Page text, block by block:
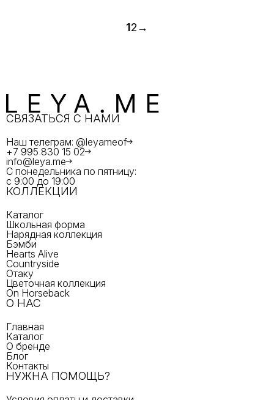
12→
СВЯЗАТЬСЯ С НАМИ
Наш телеграм: @leyameof
+7 995 830 15 02
info@leya.me
С понедельника по пятницу:
с 9:00 до 19:00
КОЛЛЕКЦИИ
Каталог
Школьная форма
Нарядная коллекция
Бэмби
Hearts Alive
Countryside
Отаку
Цветочная коллекция
On Horseback
О НАС
Главная
Каталог
О бренде
Блог
Контакты
НУЖНА ПОМОЩЬ?